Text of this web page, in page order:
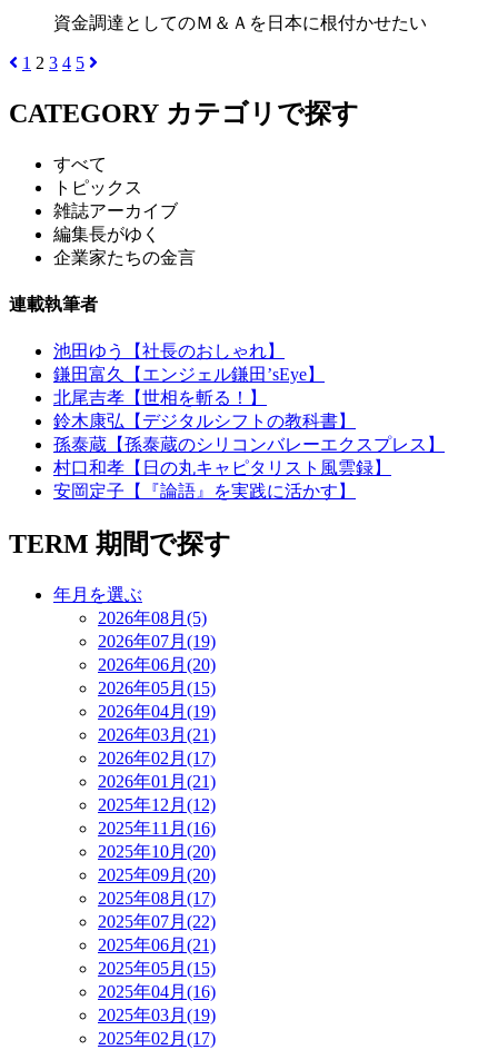
資金調達としてのＭ＆Ａを日本に根付かせたい
1 2 3 4 5
CATEGORY カテゴリで探す
すべて
トピックス
雑誌アーカイブ
編集長がゆく
企業家たちの金言
連載執筆者
池田ゆう【社長のおしゃれ】
鎌田富久【エンジェル鎌田’sEye】
北尾吉孝【世相を斬る！】
鈴木康弘【デジタルシフトの教科書】
孫泰蔵【孫泰蔵のシリコンバレーエクスプレス】
村口和孝【日の丸キャピタリスト風雲録】
安岡定子【『論語』を実践に活かす】
TERM 期間で探す
年月を選ぶ
2026年08月(5)
2026年07月(19)
2026年06月(20)
2026年05月(15)
2026年04月(19)
2026年03月(21)
2026年02月(17)
2026年01月(21)
2025年12月(12)
2025年11月(16)
2025年10月(20)
2025年09月(20)
2025年08月(17)
2025年07月(22)
2025年06月(21)
2025年05月(15)
2025年04月(16)
2025年03月(19)
2025年02月(17)